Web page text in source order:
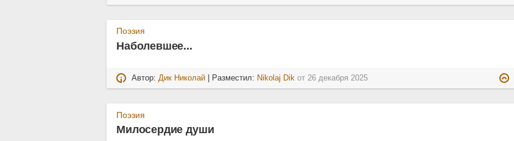
Поэзия
Наболевшее...
Автор:Дик Николай | Разместил: Nikolaj Dik от26 декабря 2025
Поэзия
Милосердие души